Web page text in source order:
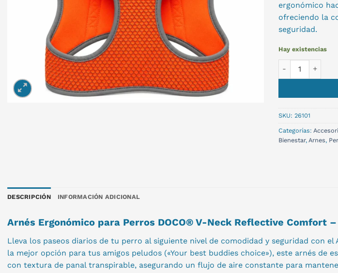
ergonómico
ofreciendo la
seguridad.
Hay existencias
SKU: 26101
Categorías:
Bienestar, Arnes,
DESCRIPCIÓN INFORMACIÓN ADICIONAL
Arnés Ergonómico para Perros DOCO® V-Neck Reflective Comfort
Lleva los paseos diarios de tu perro al siguiente nivel de comodidad y seguridad con
la mejor opción para tus amigos peludos («Your best buddies choice»), este arnés
con textura de panal transpirable, asegurando un flujo de aire constante para